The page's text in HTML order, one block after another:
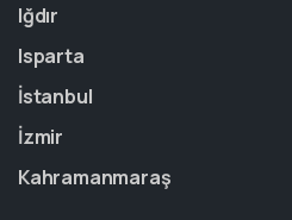
Iğdır
Isparta
İstanbul
İzmir
Kahramanmaraş